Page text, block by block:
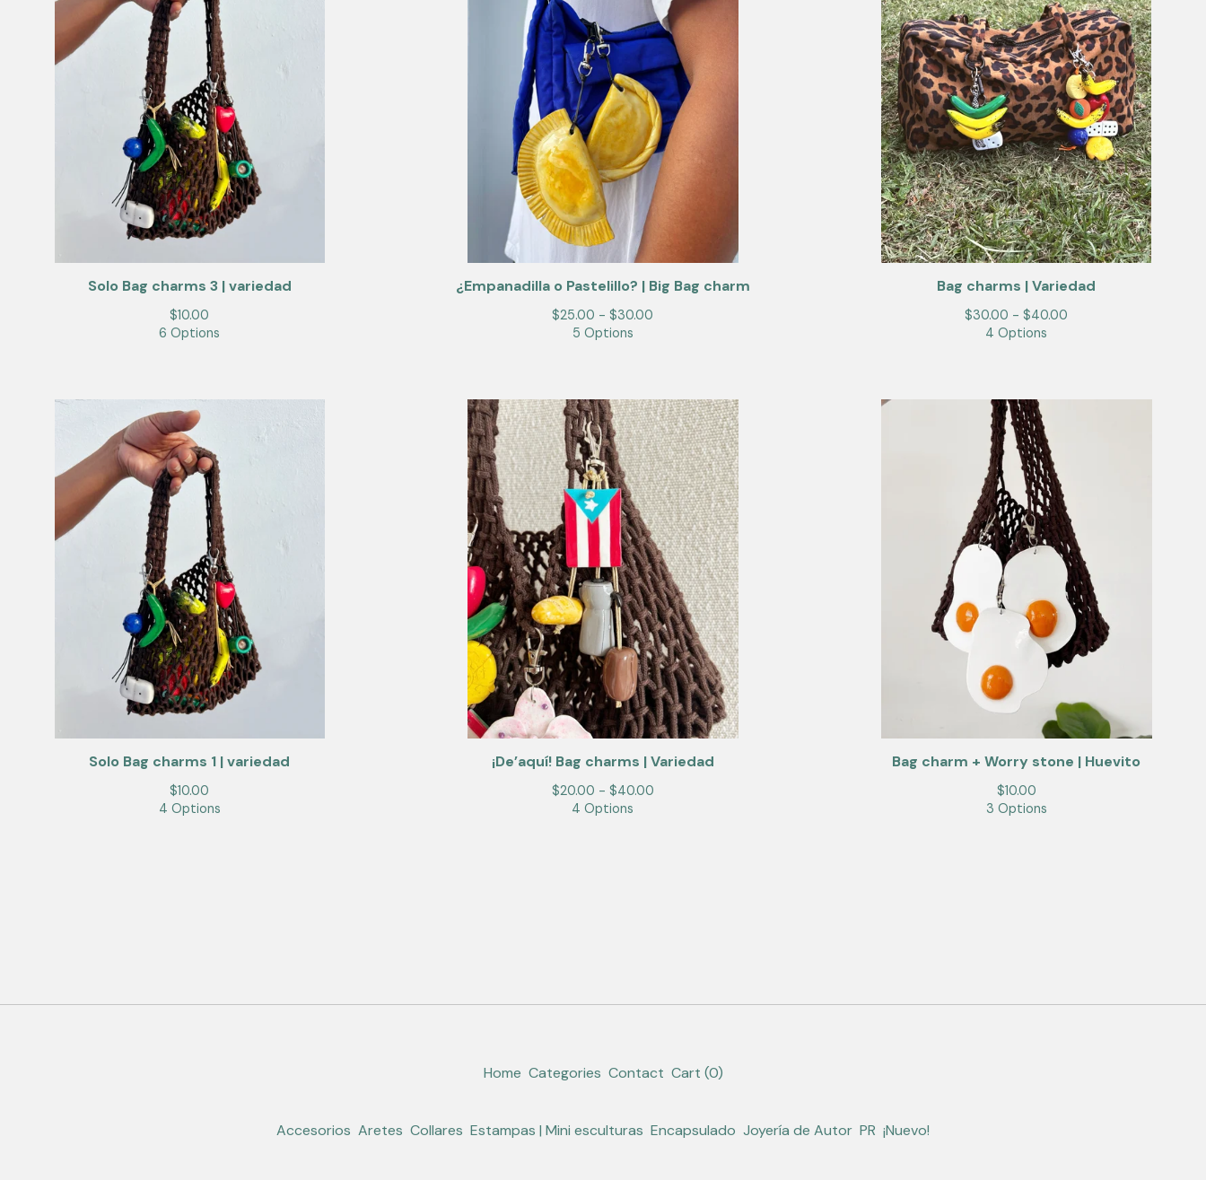
Solo Bag charms 3 | variedad
$10.00
6 Options
¿Empanadilla o Pastelillo? | Big Bag charm
$25.00 -$30.00
5 Options
Bag charms | Variedad
$30.00 -$40.00
4 Options
Solo Bag charms 1 | variedad
$10.00
4 Options
¡De’aquí! Bag charms | Variedad
$20.00 - $40.00
4 Options
Bag charm + Worry stone | Huevito
$10.00
3 Options
Home Categories Contact Cart (0)
Accesorios Aretes Collares Estampas | Mini esculturas Encapsulado Joyería de Autor PR ¡Nuevo!